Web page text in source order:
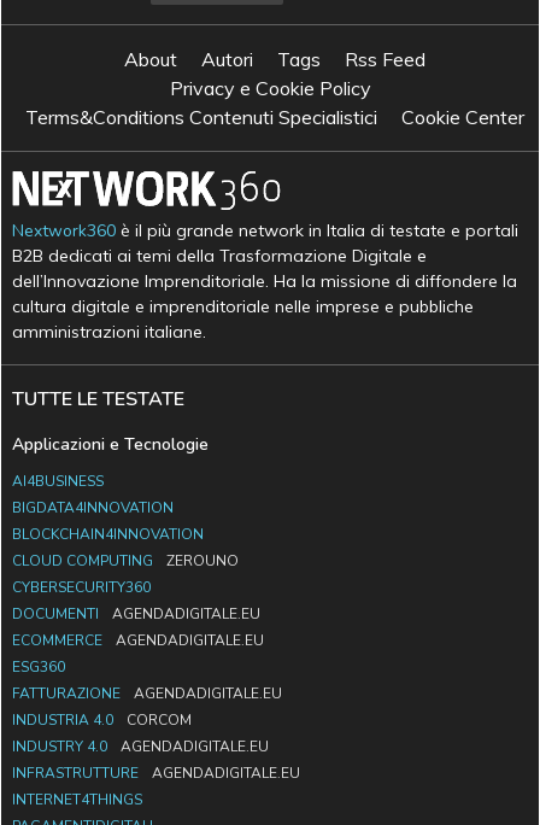
About Autori Tags
Rss Feed
Privacy e Cookie Policy
Terms&Conditions Contenuti Specialistici
Cookie Center
Nextwork360 è il più grande network in Italia di testate e portali
B2B dedicati ai temi della Trasformazione Digitale e
dell’Innovazione Imprenditoriale. Ha la missione di diffondere la
cultura digitale e imprenditoriale nelle imprese e pubbliche
amministrazioni italiane.
TUTTE LE TESTATE
Applicazioni e Tecnologie
AI4BUSINESS
BIGDATA4INNOVATION
BLOCKCHAIN4INNOVATION
CLOUD COMPUTING
ZEROUNO
CYBERSECURITY360
DOCUMENTI
AGENDADIGITALE.EU
ECOMMERCE
AGENDADIGITALE.EU
ESG360
FATTURAZIONE
AGENDADIGITALE.EU
INDUSTRIA 4.0
CORCOM
INDUSTRY 4.0
AGENDADIGITALE.EU
INFRASTRUTTURE
AGENDADIGITALE.EU
INTERNET4THINGS